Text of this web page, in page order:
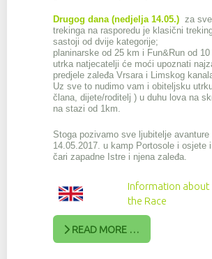
Drugog dana (nedjelja 14.05.) za
trekinga na rasporedu je klasični
sastoji od dvije kategorije;
planinarske od 25 km i Fun&Run od
utrka natjecatelji će moći upoznati
predjele zaleđa Vrsara i Limskog
Uz sve to nudimo vam i obiteljsku
člana, dijete/roditelj ) u duhu lova na
na stazi od 1km.
Stoga pozivamo sve ljubitelje avanture
14.05.2017. u kamp Portosole i osjete i
čari zapadne Istre i njena zaleđa.
Information about
the Race
READ MORE …